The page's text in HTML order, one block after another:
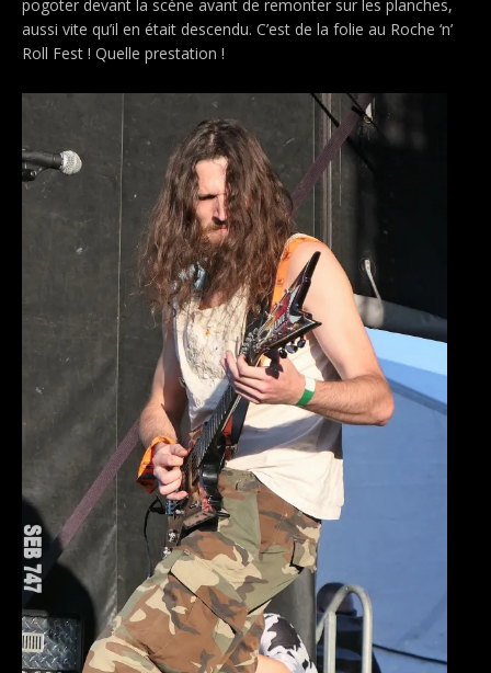
pogoter devant la scène avant de remonter sur les planches,
aussi vite qu’il en était descendu. C’est de la folie au Roche ‘n’
Roll Fest ! Quelle prestation !